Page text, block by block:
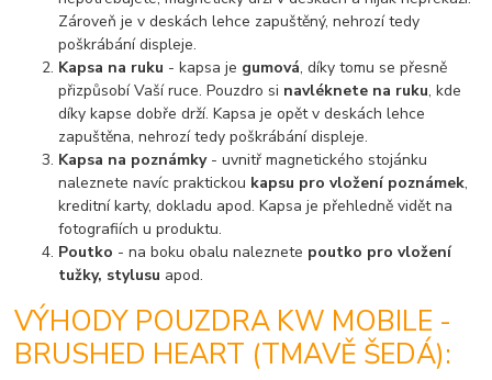
Zároveň je v deskách lehce zapuštěný, nehrozí tedy
poškrábání displeje.
Kapsa na ruku - kapsa je gumová, díky tomu se přesně
přizpůsobí Vaší ruce. Pouzdro si navléknete na ruku, kde
díky kapse dobře drží. Kapsa je opět v deskách lehce
zapuštěna, nehrozí tedy poškrábání displeje.
Kapsa na poznámky- uvnitř magnetického stojánku
naleznete navíc praktickou kapsu pro vložení poznámek,
kreditní karty, dokladu apod. Kapsa je přehledně vidět na
fotografiích u produktu.
Poutko - na boku obalu naleznete poutko pro vložení
tužky, stylusu apod.
VÝHODY POUZDRA KW MOBILE -
BRUSHED HEART (TMAVĚ ŠEDÁ):